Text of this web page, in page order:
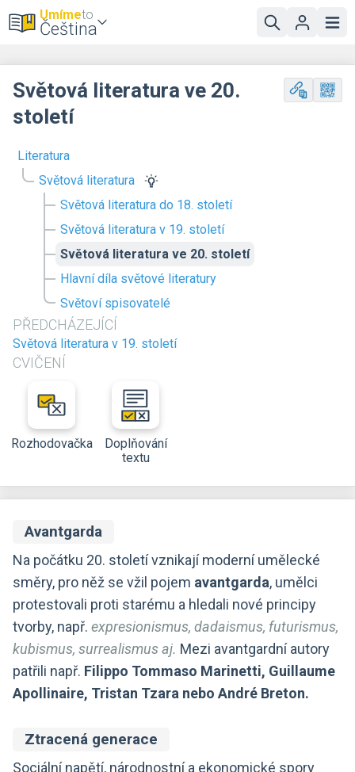
Umímeto
Čeština
Literatura
Světová literatura
Světová literatura do 18. století
Světová literatura v 19. století
Světová literatura ve 20. století
Hlavní díla světové literatury
Světoví spisovatelé
PŘEDCHÁZEJÍCÍ
Světová literatura v 19. století
CVIČENÍ
Rozhodovačka
Doplňování
textu
Světová literatura ve 20.
století
Avantgarda
Na počátku 20. století vznikají moderní umělecké
směry, pro něž se vžil pojem avantgarda, umělci
protestovali proti starému a hledali nové principy
tvorby, např. expresionismus, dadaismus, futurismus,
kubismus, surrealismus aj. Mezi avantgardní autory
patřili např. Filippo Tommaso Marinetti, Guillaume
Apollinaire, Tristan Tzara nebo André Breton.
Ztracená generace
Sociální napětí, národnostní a ekonomické spory